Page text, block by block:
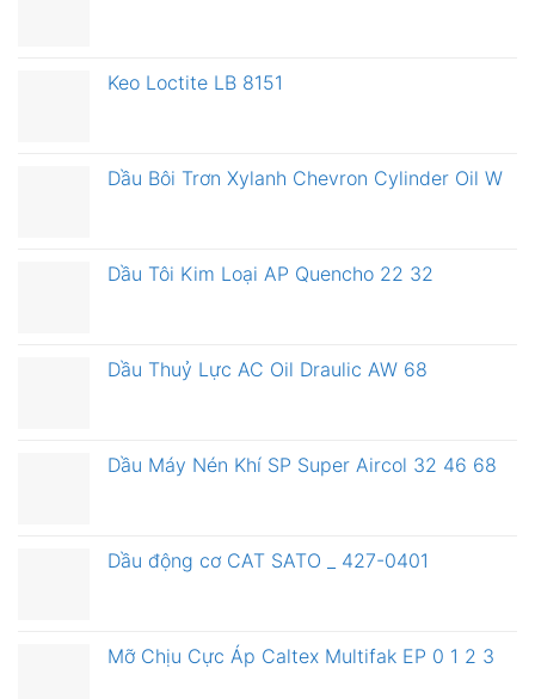
Keo Loctite LB 8151
Dầu Bôi Trơn Xylanh Chevron Cylinder Oil W
Dầu Tôi Kim Loại AP Quencho 22 32
Dầu Thuỷ Lực AC Oil Draulic AW 68
Dầu Máy Nén Khí SP Super Aircol 32 46 68
Dầu động cơ CAT SATO _ 427-0401
Mỡ Chịu Cực Áp Caltex Multifak EP 0 1 2 3